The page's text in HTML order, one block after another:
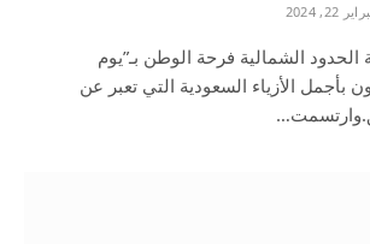
22, 2024
الشمالية فرحة الوطن بـ”يوم
بأجمل الأزياء السعودية التي تعبر عن